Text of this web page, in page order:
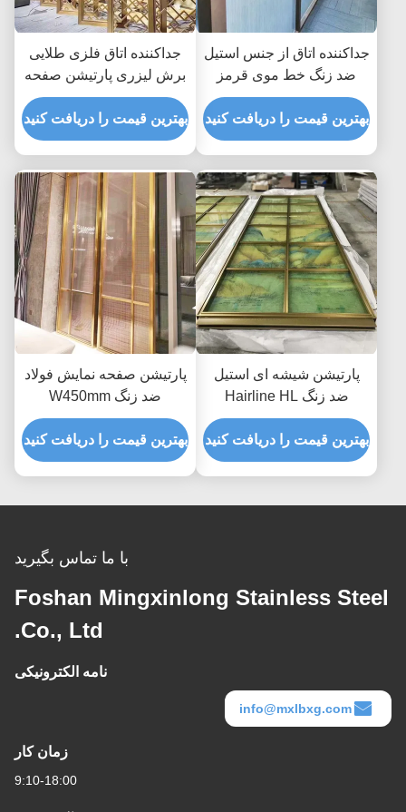
جداکننده اتاق از جنس استیل
ضد زنگ خط موی قرمز
مسی SUS201 با شیشه
هنری
بهترین قیمت را دریافت کنید
جداکننده اتاق فلزی طلایی
برش لیزری پارتیشن صفحه
نمایش فولاد ضد زنگ ضد اثر
انگشت AISI JIS
بهترین قیمت را دریافت کنید
پارتیشن شیشه ای استیل
ضد زنگ Hairline HL
120*300cm پانل های زینتی
ورق فلزی
بهترین قیمت را دریافت کنید
پارتیشن صفحه نمایش فولاد
ضد زنگ W450mm
H2800mm داخلی پانل های
فلزی تزئینی Hairline
بهترین قیمت را دریافت کنید
با ما تماس بگیرید
Foshan Mingxinlong Stainless Steel
Co., Ltd.
نامه الکترونیکی
info@mxlbxg.com
زمان کار
9:10-18:00